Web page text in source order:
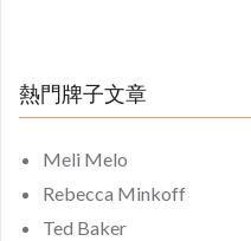
熱門牌子文章
Meli Melo
Rebecca Minkoff
Ted Baker